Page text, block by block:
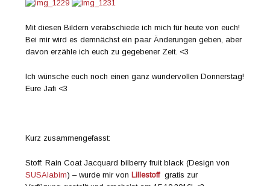
Mit diesen Bildern verabschiede ich mich für heute von euch!
Bei mir wird es demnächst ein paar Änderungen geben, aber
davon erzähle ich euch zu gegebener Zeit. <3
Ich wünsche euch noch einen ganz wundervollen Donnerstag!
Eure Jafi <3
Kurz zusammengefasst:
Stoff: Rain Coat Jacquard bilberry fruit black (Design von
SUSAlabim) – wurde mir von Lillestoffgratis zur